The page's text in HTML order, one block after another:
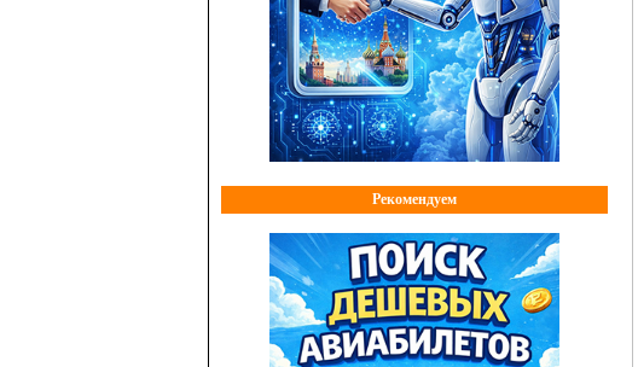
Рекомендуем